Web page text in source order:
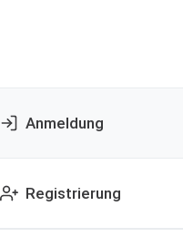
Anmeldung
Registrierung